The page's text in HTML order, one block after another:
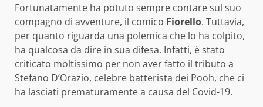
Fortunatamente ha potuto sempre contare sul suo
compagno di avventure, il comico Fiorello. Tuttavia,
per quanto riguarda una polemica che lo ha colpito,
ha qualcosa da dire in sua difesa. Infatti, è stato
criticato moltissimo per non aver fatto il tributo a
Stefano D’Orazio, celebre batterista dei Pooh, che ci
ha lasciati prematuramente a causa del Covid-19.